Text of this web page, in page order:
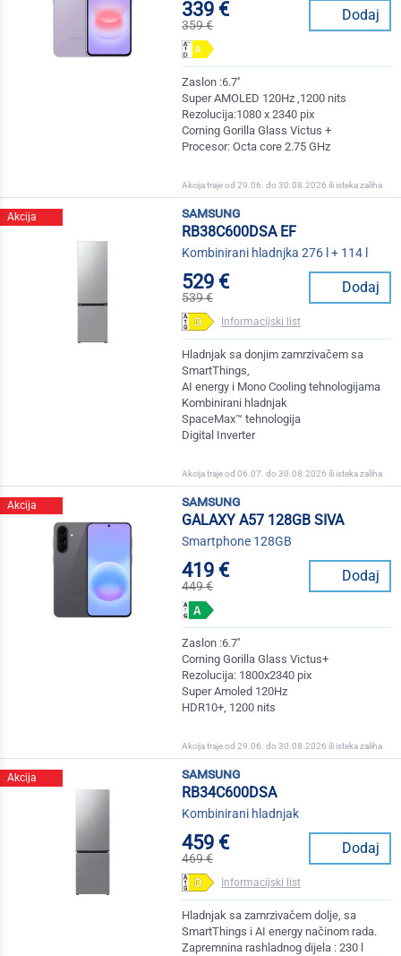
339 €
359 €
Dodaj
Zaslon :6.7''
Super AMOLED 120Hz ,1200 nits
Rezolucija:1080 x 2340 pix
Corning Gorilla Glass Victus +
Procesor: Octa core 2.75 GHz
Akcija traje od 29.06. do 30.08.2026 ili isteka zaliha
Akcija
samsung
RB38C600DSA EF
Kombinirani hladnjka 276 l + 114 l
529 €
539 €
Dodaj
Informacijski list
Hladnjak sa donjim zamrzivačem sa
SmartThings,
AI energy i Mono Cooling tehnologijama
Kombinirani hladnjak
SpaceMax™ tehnologija
Digital Inverter
Akcija traje od 06.07. do 30.08.2026 ili isteka zaliha
Akcija
samsung
GALAXY A57 128GB SIVA
Smartphone 128GB
419 €
449 €
Dodaj
Zaslon :6.7''
Corning Gorilla Glass Victus+
Rezolucija: 1800x2340 pix
Super Amoled 120Hz
HDR10+, 1200 nits
Akcija traje od 29.06. do 30.08.2026 ili isteka zaliha
Akcija
samsung
RB34C600DSA
Kombinirani hladnjak
459 €
469 €
Dodaj
Informacijski list
Hladnjak sa zamrzivačem dolje, sa
SmartThings i AI energy načinom rada.
Zapremnina rashladnog dijela : 230 l